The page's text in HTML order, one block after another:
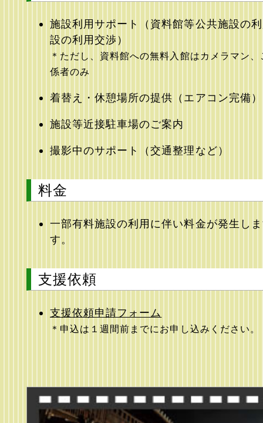
施設利用サポート（資料館等公共施設の
設の利用交渉）
＊ただし、資料館への無料入館はカメラマン
係者のみ
着替え・休憩場所の提供（エアコン完備）
施設等近接駐車場のご案内
撮影中のサポート（交通整理など）
料金
一部有料施設の利用に伴い料金が発生し
す。
支援依頼
支援依頼申請フォーム
＊申込は１週間前までにお申し込みください。